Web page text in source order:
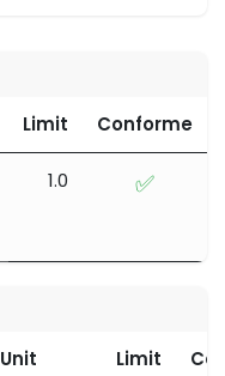
Limit Conforme
1.0 ✅
Unit Limit